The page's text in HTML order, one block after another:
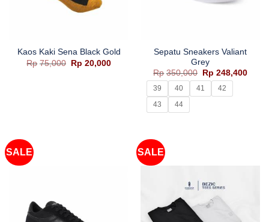
Kaos Kaki Sena Black Gold
Rp 75,000
Harga
aslinya
Rp 20,000Harga
Sepatu Sneakers Valiant
Grey
Rp 350,000
Harga
aslinya
adalah:
Rp350,000.
Rp 248,400
39 40 41
42
43
44
SALE SALE